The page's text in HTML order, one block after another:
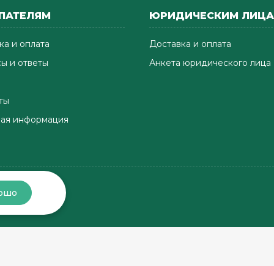
и оплата
и ответы
информация
ЮРИДИЧЕСКИМ
Доставка и оплата
Анкета юридического лица